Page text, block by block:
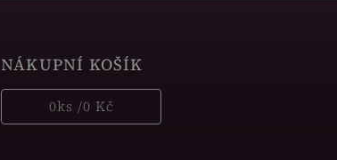
NÁKUPNÍ KOŠÍK
0ks /0 Kč